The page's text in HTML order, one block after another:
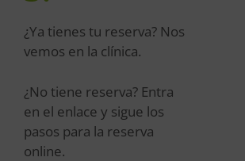
¿Ya tienes tu reserva? Nos
vemos en la clínica.
¿No tiene reserva? Entra
en el enlace y sigue los
pasos para la reserva
online.